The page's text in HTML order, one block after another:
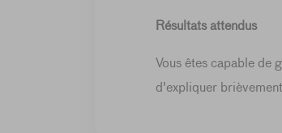
Résultats attendus
Vous êtes capable de
d'expliquer